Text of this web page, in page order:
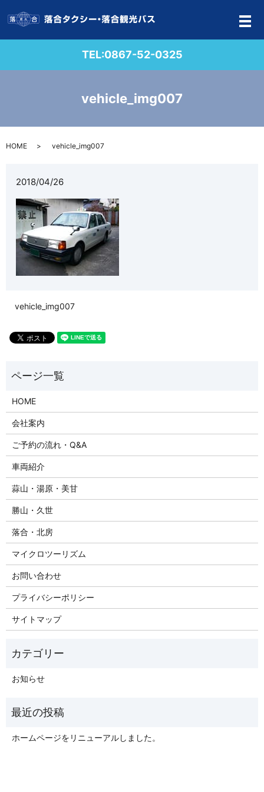
メ
TEL:0867-52-0325
vehicle_img007
HOME vehicle_img007
2018/04/26
vehicle_img007
HOME
会社案内
ご予約の流れ・Q&A
車両紹介
蒜山・湯原・美甘
勝山・久世
落合・北房
マイクロツーリズム
お問い合わせ
プライバシーポリシー
サイトマップ
お知らせ
ホームページをリニューアルしました。